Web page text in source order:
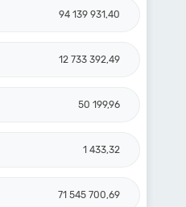
94 139 931,40
12 733 392,49
50 199,96
1 433,32
71 545 700,69